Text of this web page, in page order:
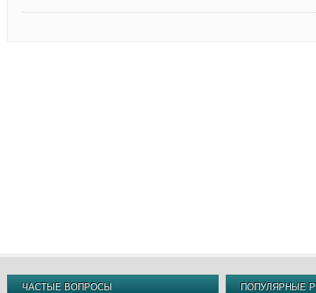
ЧАСТЫЕ ВОПРОСЫ ПОПУЛЯРНЫЕ